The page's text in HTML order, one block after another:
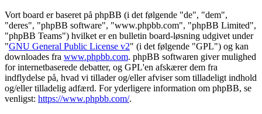
Vort board er baseret på phpBB (i det følgende "de", "dem",
"deres", "phpBB software", "www.phpbb.com", "phpBB Limited",
"phpBB Teams") hvilket er en bulletin board-løsning udgivet under
"GNU General Public License v2" (i det følgende "GPL") og kan
downloades fra www.phpbb.com. phpBB softwaren giver mulighed
for internetbaserede debatter, og GPL'en afskærer dem fra
indflydelse på, hvad vi tillader og/eller afviser som tilladeligt indhold
og/eller tilladelig adfærd. For yderligere information om phpBB, se
venligst: https://www.phpbb.com/.